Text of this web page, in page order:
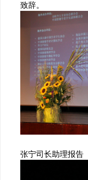
致辞。
张宁司长助理报告